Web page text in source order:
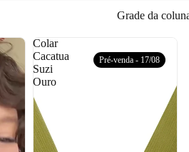
Grade da
Colar
Cacatua
Suzi
Ouro
Pré-venda - 17/08